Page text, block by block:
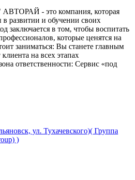
- это компания, которая
в развитии и обучении своих
заключается в том, чтобы воспитать
которые ценятся на
заниматься: Вы станете главным
на всех этапах
ответственности: Сервис «под
ул. Тухачевского)( Группа
)